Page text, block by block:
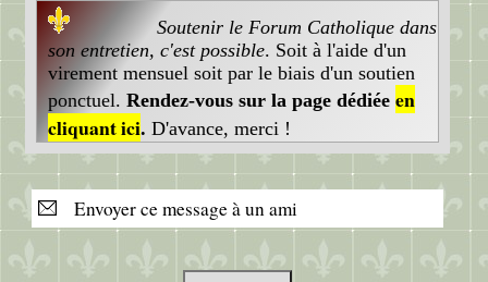
Soutenir le Forum Catholique dans
son entretien, c'est possible. Soit à l'aide d'un
virement mensuel soit par le biais d'un soutien
ponctuel. Rendez-vous sur la page dédiée en
cliquant ici. D'avance, merci !
Envoyer ce message à un ami